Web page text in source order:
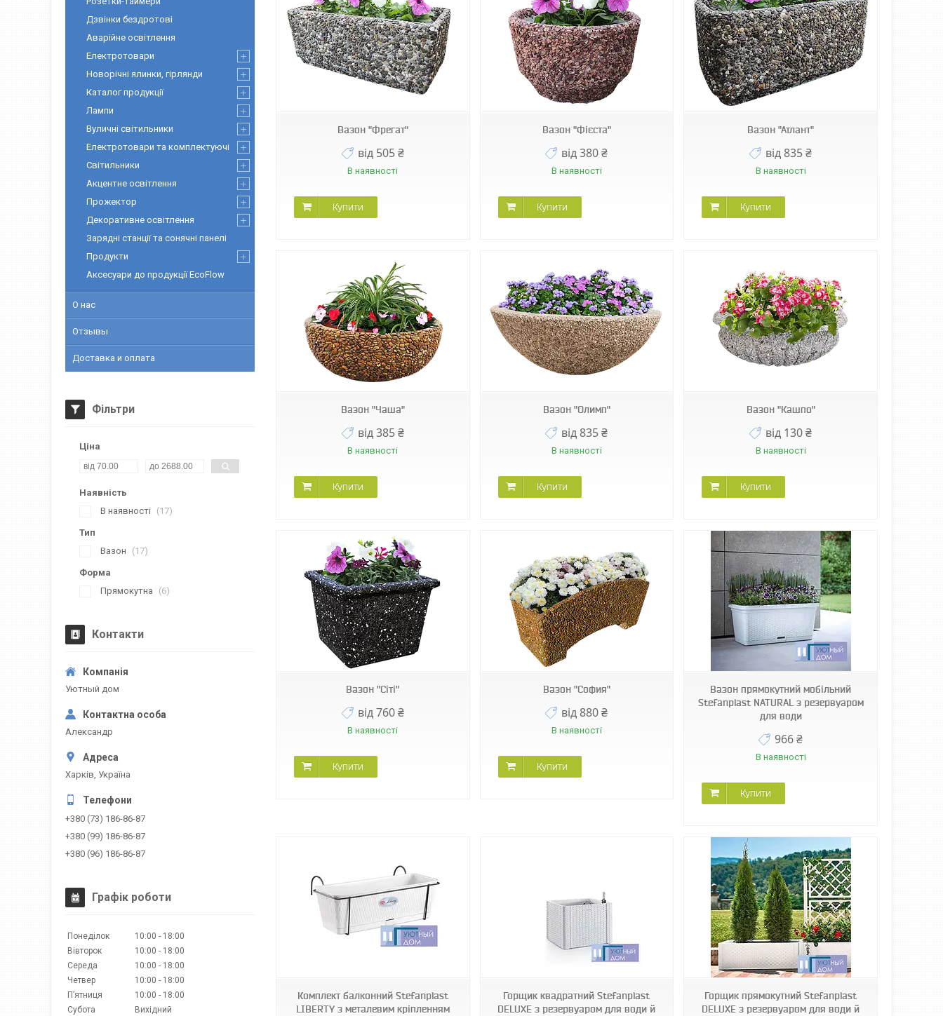
Вазон "Фрегат"
від 505 ₴
В наявності
Купити
Вазон "Фієста"
від 380 ₴
В наявності
Купити
Вазон "Атлант"
від 835 ₴
В наявності
Купити
Вазон "Чаша"
від 385 ₴
В наявності
Купити
Вазон "Олимп"
від 835 ₴
В наявності
Купити
Вазон "Кашпо"
від 130 ₴
В наявності
Купити
Вазон "Сіті"
від 760 ₴
В наявності
Купити
Вазон "София"
від 880 ₴
В наявності
Купити
75352
Вазон прямокутний мобільний
Stefanplast NATURAL з резервуаром
для води
966 ₴
В наявності
Купити
Комплект балконний Stefanplast
LIBERTY з металевим кріпленням
Горщик квадратний Stefanplast
DELUXE з резервуаром для води й
Горщик прямокутний Stefanplast
DELUXE з резервуаром для води й
Дзвінки бездротові
Аварійне освітлення
Електротовари
Новорічні ялинки, гірлянди
Каталог продукції
Лампи
Вуличні світильники
Електротовари та комплектуючі
Світильники
Акцентне освітлення
Прожектор
Декоративне освітлення
Зарядні станції та сонячні панелі
Продукти
Аксесуари до продукції EcoFlow
О нас
Отзывы
Доставка и оплата
Фільтри
Ціна
Наявність
В наявності
17
Тип
Вазон
17
Форма
Прямокутна
6
Контакти
Уютный дом
Александр
Харків, Україна
+380 (73) 186-86-87
+380 (99) 186-86-87
+380 (96) 186-86-87
Графік роботи
Понеділок 10:00
18:00
Вівторок
10:00
18:00
Середа
10:00
18:00
Четвер
10:00
18:00
Пʼятниця
10:00
18:00
Субота
Вихідний